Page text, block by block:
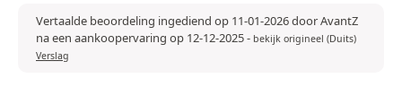
Vertaalde beoordeling ingediend op 11-01-2026 door AvantZ
na een aankoopervaring op 12-12-2025- bekijk origineel (Duits)
Verslag